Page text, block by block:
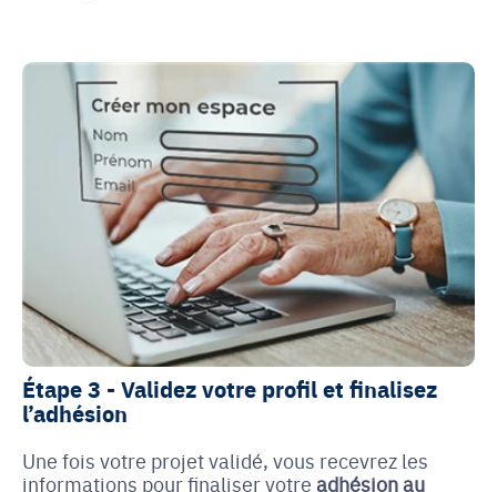
Étape 3 - Validez votre profil et finalisez
l’adhésion
Une fois votre projet validé, vous recevrez les
informations pour finaliser votre adhésion au